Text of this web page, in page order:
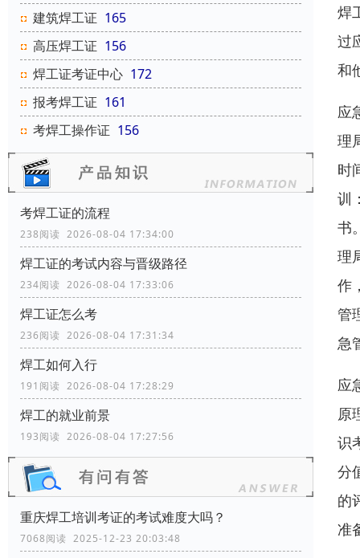
建筑焊工证 165
高压焊工证 156
焊工证考证中心 172
报考焊工证 161
考焊工操作证 156
考焊工证的流程
238阅读 2026-08-04 17:34:00
焊工证的考试内容与晋级路径
234阅读 2026-08-04 17:33:06
焊工证怎么考
236阅读 2026-08-04 17:31:34
焊工如何入行
191阅读 2026-08-04 17:28:29
焊工的就业前景
193阅读 2026-08-04 17:27:56
重庆焊工培训考证的考试难度大吗？
7068阅读 2025-12-23 20:03:48
焊
过
和
应
理
时
训
书
理
作
管
急
应
原
识
分
的
准